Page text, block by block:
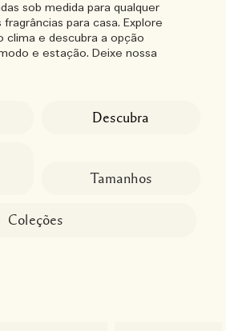
sob medida para qualquer
para casa. Explore
clima e descubra a opção
e estação. Deixe nossa
Descubra
Tamanhos
Coleções